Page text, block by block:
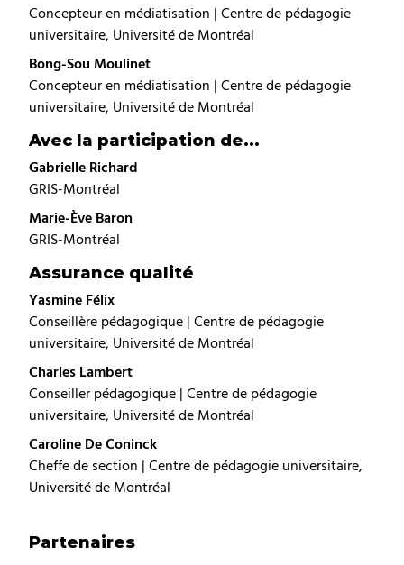
Concepteur en médiatisation | Centre de pédagogie
universitaire, Université de Montréal
Bong-Sou Moulinet
Concepteur en médiatisation | Centre de pédagogie
universitaire, Université de Montréal
Avec la participation de...
Gabrielle Richard
GRIS-Montréal
Marie-Ève Baron
GRIS-Montréal
Assurance qualité
Yasmine Félix
Conseillère pédagogique | Centre de pédagogie
universitaire, Université de Montréal
Charles Lambert
Conseiller pédagogique | Centre de pédagogie
universitaire, Université de Montréal
Caroline De Coninck
Cheffe de section | Centre de pédagogie universitaire,
Université de Montréal
Partenaires